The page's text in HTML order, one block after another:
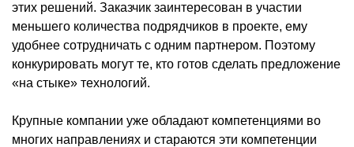
этих решений. Заказчик заинтересован в участии
меньшего количества подрядчиков в проекте, ему
удобнее сотрудничать с одним партнером. Поэтому
конкурировать могут те, кто готов сделать предложение
«на стыке» технологий.
Крупные компании уже обладают компетенциями во
многих направлениях и стараются эти компетенции